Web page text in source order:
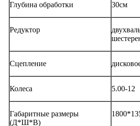
Глубина обработки 30см
Редуктор
Сцепление
Колеса 5.00-12
Габаритные размеры
(Д*Ш*В)